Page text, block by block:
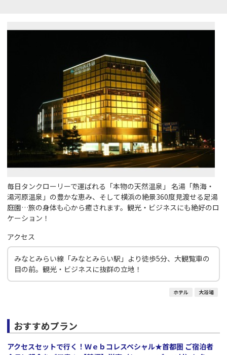
毎日タンクローリーで運ばれる「本物の天然温泉」 名湯「熱海・
湯河原温泉」の豊かな恵み、そして横浜の絶景360度見渡せる足湯
庭園…旅の身体も心から癒されます。観光・ビジネスにも絶好のロ
ケーション！
アクセス
みなとみらい線「みなとみらい駅」より徒歩5分、大観覧車の
目の前。観光・ビジネスに抜群の立地！
ホテル 大浴場
おすすめプラン
アクセスセットで行く！Ｗｅｂコレスペシャル★首都圏 ご宿泊者